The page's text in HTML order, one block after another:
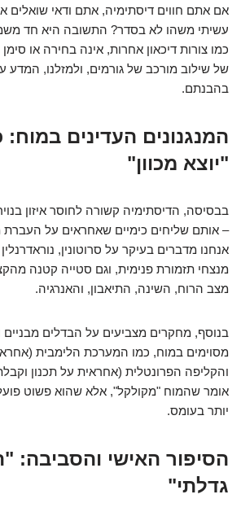
אם אתם חווים דיסתימיה, אתם ודאי
עשיתי משהו לא בסדר? התשובה היא חד
כמו צורות דיכאון אחרות, אינה בחירה או
של שילוב מורכב של גורמים, ולמזלנו,
בהבנתם.
המנגנונים העדינים
"יוצא מכוון"
בבסיסה, הדיסתימיה קשורה לחוסר איזון
– אותם שליחים כימיים שאחראים על העברת
אנחנו מדברים בעיקר על סרוטונין,
מנצחי תזמורת פנימית, וגם סטייה קטנה
מצב הרוח, השינה, התיאבון, והאנרגיה.
בנוסף, מחקרים מצביעים על הבדלים מבניים
מסוימים במוח, כמו המערכת הלימבית
והקליפה הפרונטלית (אחראית על תכנון
אומר שהמוח "מקולקל", אלא שהוא פשוט
יותר בעומס.
הסיפור האישי והסביבה:
גדלתי"